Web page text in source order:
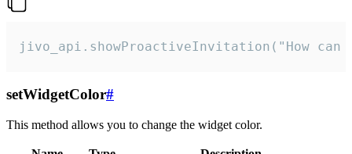
jivo_api.showProactiveInvitation("How
setWidgetColor#
This method allows you to change the widget color.